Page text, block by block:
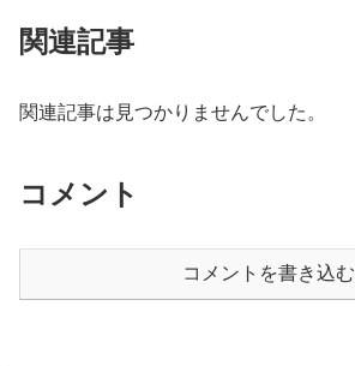
関連記事
関連記事は見つかりませんでした。
コメント
コメントを書き込む